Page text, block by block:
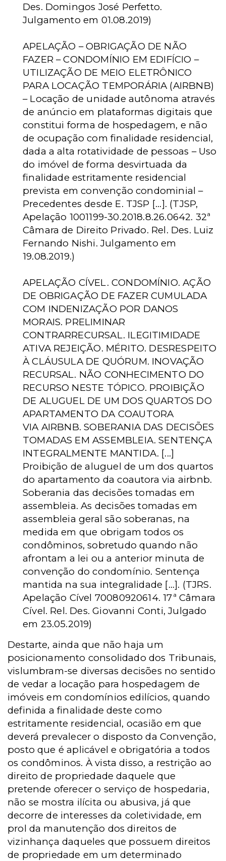
Des. Domingos José Perfetto.
Julgamento em 01.08.2019)
APELAÇÃO – OBRIGAÇÃO DE NÃO
FAZER – CONDOMÍNIO EM EDIFÍCIO –
UTILIZAÇÃO DE MEIO ELETRÔNICO
PARA LOCAÇÃO TEMPORÁRIA (AIRBNB)
– Locação de unidade autônoma através
de anúncio em plataformas digitais que
constitui forma de hospedagem, e não
de ocupação com finalidade residencial,
dada a alta rotatividade de pessoas – Uso
do imóvel de forma desvirtuada da
finalidade estritamente residencial
prevista em convenção condominial –
Precedentes desde E. TJSP [...]. (TJSP,
Apelação 1001199-30.2018.8.26.0642. 32ª
Câmara de Direito Privado. Rel. Des. Luiz
Fernando Nishi. Julgamento em
19.08.2019.)
APELAÇÃO CÍVEL. CONDOMÍNIO. AÇÃO
DE OBRIGAÇÃO DE FAZER CUMULADA
COM INDENIZAÇÃO POR DANOS
MORAIS. PRELIMINAR
CONTRARRECURSAL. ILEGITIMIDADE
ATIVA REJEIÇÃO. MÉRITO. DESRESPEITO
À CLÁUSULA DE QUÓRUM. INOVAÇÃO
RECURSAL. NÃO CONHECIMENTO DO
RECURSO NESTE TÓPICO. PROIBIÇÃO
DE ALUGUEL DE UM DOS QUARTOS DO
APARTAMENTO DA COAUTORA
VIA AIRBNB. SOBERANIA DAS DECISÕES
TOMADAS EM ASSEMBLEIA. SENTENÇA
INTEGRALMENTE MANTIDA. [...]
Proibição de aluguel de um dos quartos
do apartamento da coautora via airbnb.
Soberania das decisões tomadas em
assembleia. As decisões tomadas em
assembleia geral são soberanas, na
medida em que obrigam todos os
condôminos, sobretudo quando não
afrontam a lei ou a anterior minuta de
convenção do condomínio. Sentença
mantida na sua integralidade [...]. (TJRS.
Apelação Cível 70080920614. 17ª Câmara
Cível. Rel. Des. Giovanni Conti, Julgado
em 23.05.2019)
Destarte, ainda que não haja um
posicionamento consolidado dos Tribunais,
vislumbram-se diversas decisões no sentido
de vedar a locação para hospedagem de
imóveis em condomínios edilícios, quando
definida a finalidade deste como
estritamente residencial, ocasião em que
deverá prevalecer o disposto da Convenção,
posto que é aplicável e obrigatória a todos
os condôminos. À vista disso, a restrição ao
direito de propriedade daquele que
pretende oferecer o serviço de hospedaria,
não se mostra ilícita ou abusiva, já que
decorre de interesses da coletividade, em
prol da manutenção dos direitos de
vizinhança daqueles que possuem direitos
de propriedade em um determinado